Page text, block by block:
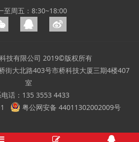
至周五：8:30~18:00
技有限公司 2019©版权所有
街大北路403号市桥科技大厦三期4楼407
室
话：135 3553 4433
粤公网安备 44011302002009号